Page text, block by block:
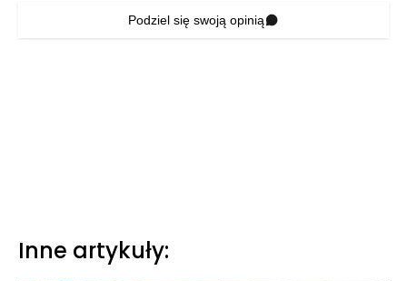
Podziel się swoją opinią
Inne artykuły: